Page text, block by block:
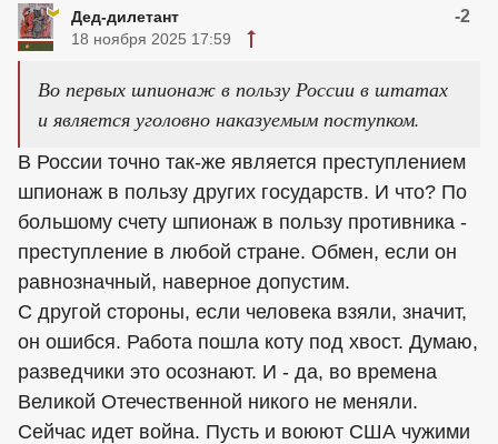
Дед-дилетант -2
18 ноября 2025 17:59
Во первых шпионаж в пользу России в штатах
и является уголовно наказуемым поступком.
В России точно так-же является преступлением
шпионаж в пользу других государств. И что? По
большому счету шпионаж в пользу противника -
преступление в любой стране. Обмен, если он
равнозначный, наверное допустим.
С другой стороны, если человека взяли, значит,
он ошибся. Работа пошла коту под хвост. Думаю,
разведчики это осознают. И - да, во времена
Великой Отечественной никого не меняли.
Сейчас идет война. Пусть и воюют США чужими